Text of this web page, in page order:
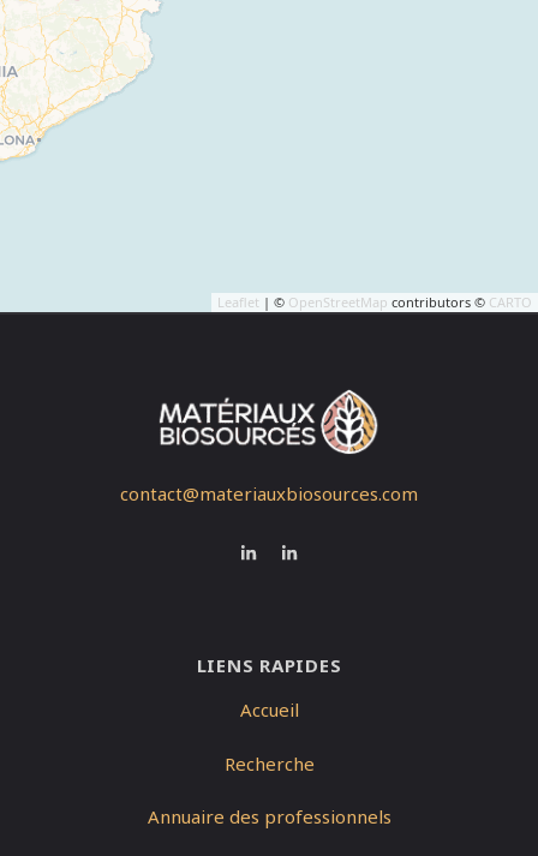
Leaflet | © OpenStreetMap contributors © CARTO
contact@materiauxbiosources.com
LIENS RAPIDES
Accueil
Recherche
Annuaire des professionnels